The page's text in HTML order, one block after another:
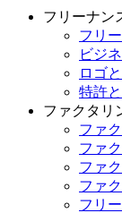
フリーナン
フリ
ビジ
ロゴ
特許
ファクタリ
ファ
ファ
ファ
ファ
フリ